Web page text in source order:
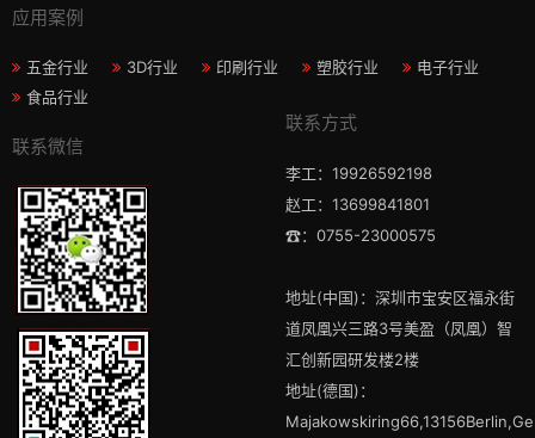
应用案例
五金行业 3D行业 印刷行业 塑胶行业
电子行业
食品行业
联系微信
联系方式
李工：19926592198
赵工：13699841801
☎：0755-23000575
地址(中国)：深圳市宝安区福永街
道凤凰兴三路3号美盈（凤凰）智
汇创新园研发楼2楼
地址(德国)：